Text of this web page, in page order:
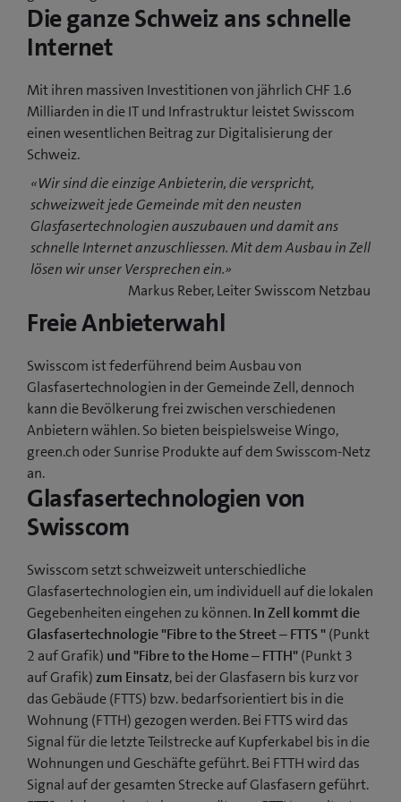
Die ganze Schweiz ans schnelle
Internet
Mit ihren massiven Investitionen von jährlich CHF 1.6
Milliarden in die IT und Infrastruktur leistet Swisscom
einen wesentlichen Beitrag zur Digitalisierung der
Schweiz.
«Wir sind die einzige Anbieterin, die verspricht,
schweizweit jede Gemeinde mit den neusten
Glasfasertechnologien auszubauen und damit ans
schnelle Internet anzuschliessen. Mit dem Ausbau in Zell
lösen wir unser Versprechen ein.»
Markus Reber, Leiter Swisscom Netzbau
Freie Anbieterwahl
Swisscom ist federführend beim Ausbau von
Glasfasertechnologien in der Gemeinde Zell, dennoch
kann die Bevölkerung frei zwischen verschiedenen
Anbietern wählen. So bieten beispielsweise Wingo,
green.ch oder Sunrise Produkte auf dem Swisscom-Netz
an.
Glasfasertechnologien von
Swisscom
Swisscom setzt schweizweit unterschiedliche
Glasfasertechnologien ein, um individuell auf die lokalen
Gegebenheiten eingehen zu können.In Zell kommt die
Glasfasertechnologie "Fibre to the Street – FTTS "(Punkt
2 auf Grafik) und "Fibre to the Home – FTTH"(Punkt 3
auf Grafik)zum Einsatz, bei der Glasfasern bis kurz vor
das Gebäude (FTTS) bzw. bedarfsorientiert bis in die
Wohnung (FTTH) gezogen werden. Bei FTTS wird das
Signal für die letzte Teilstrecke auf Kupferkabel bis in die
Wohnungen und Geschäfte geführt. Bei FTTH wird das
Signal auf der gesamten Strecke auf Glasfasern geführt.